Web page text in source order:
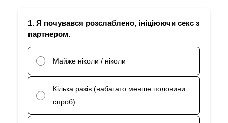
1. Я почувався розслаблено, ініціюючи секс з
партнером.
Майже ніколи / ніколи
Кілька разів (набагато менше половини
спроб)